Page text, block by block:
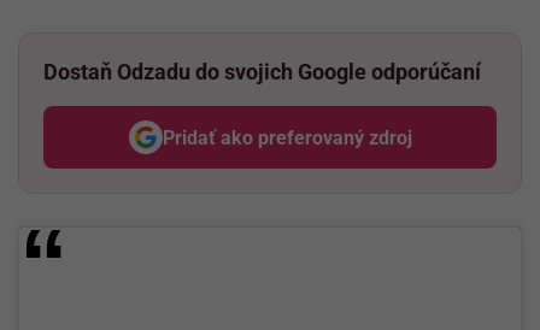
Dostaň Odzadu do svojich Google odporúčaní
Pridať ako preferovaný zdroj
Odzadu, odkaz sa otvorí v